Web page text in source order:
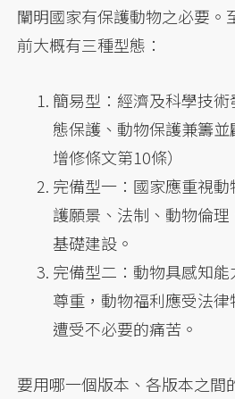
闡明國家有保護動物之必要。
前大概有三種型態：
簡易型：經濟及科學技
態保護、動物保護兼籌
增修條文第10條）
完備型一：國家應重視
護願景、法制、動物倫理
基礎建設。
完備型二：動物具感知
尊重，動物福利應受法
遭受不必要的痛苦。
要用哪一個版本、各版本之間